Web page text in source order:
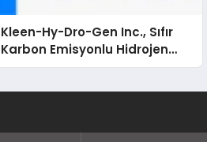
Kleen-Hy-Dro-Gen Inc., Sıfır
Karbon Emisyonlu Hidrojen
Isıtma Teknolojisinde ISO ve